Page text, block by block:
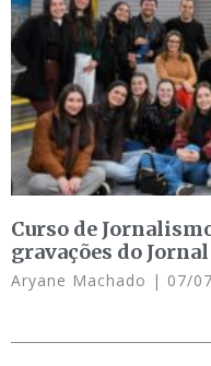
Curso de
gravações do
Aryane Machado 07/